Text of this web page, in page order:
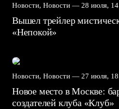
Новости, Новости — 28 июля,
Вышел трейлер
«Непокой»
Новости, Новости — 27 июля,
Новое место в Москве:
создателей клуба «Клуб»